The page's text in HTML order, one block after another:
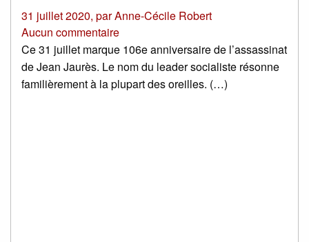
31 juillet 2020, parAnne-Cécile Robert
Aucun commentaire
Ce 31 juillet marque 106e anniversaire de l’assassinat
de Jean Jaurès. Le nom du leader socialiste résonne
familièrement à la plupart des oreilles. (…)